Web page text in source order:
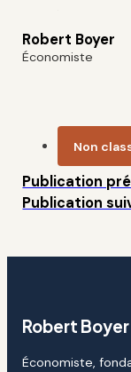
Robert Boyer
Économiste
Non
Publication
Publication
Robert Boyer
Économiste,